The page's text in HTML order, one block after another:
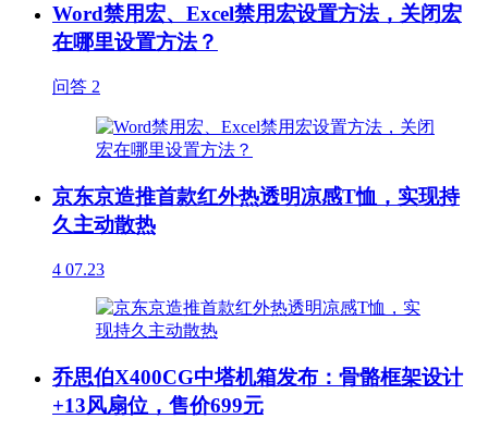
Word禁用宏、Excel禁用宏设置方法，关闭宏
在哪里设置方法？
问答 2
京东京造推首款红外热透明凉感T恤，实现持
久主动散热
4 07.23
乔思伯X400CG中塔机箱发布：骨骼框架设计
+13风扇位，售价699元